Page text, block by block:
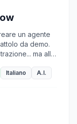
un agente
da demo.
ma alla
ML a
e le cose
Italiano A.I.